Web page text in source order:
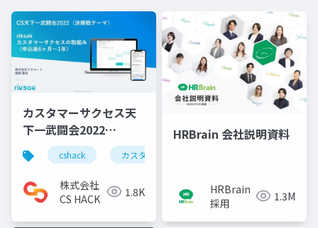
カスタマーサクセス天
下一武闘会2022
Presented by
Helpfeel リクルート
riksak 決勝
cshack カスタマーサクセス天下一武闘会
株式会社
CS HACK
1.8K
HRBrain 会社説明資料
HRBrain
採用
1.3M